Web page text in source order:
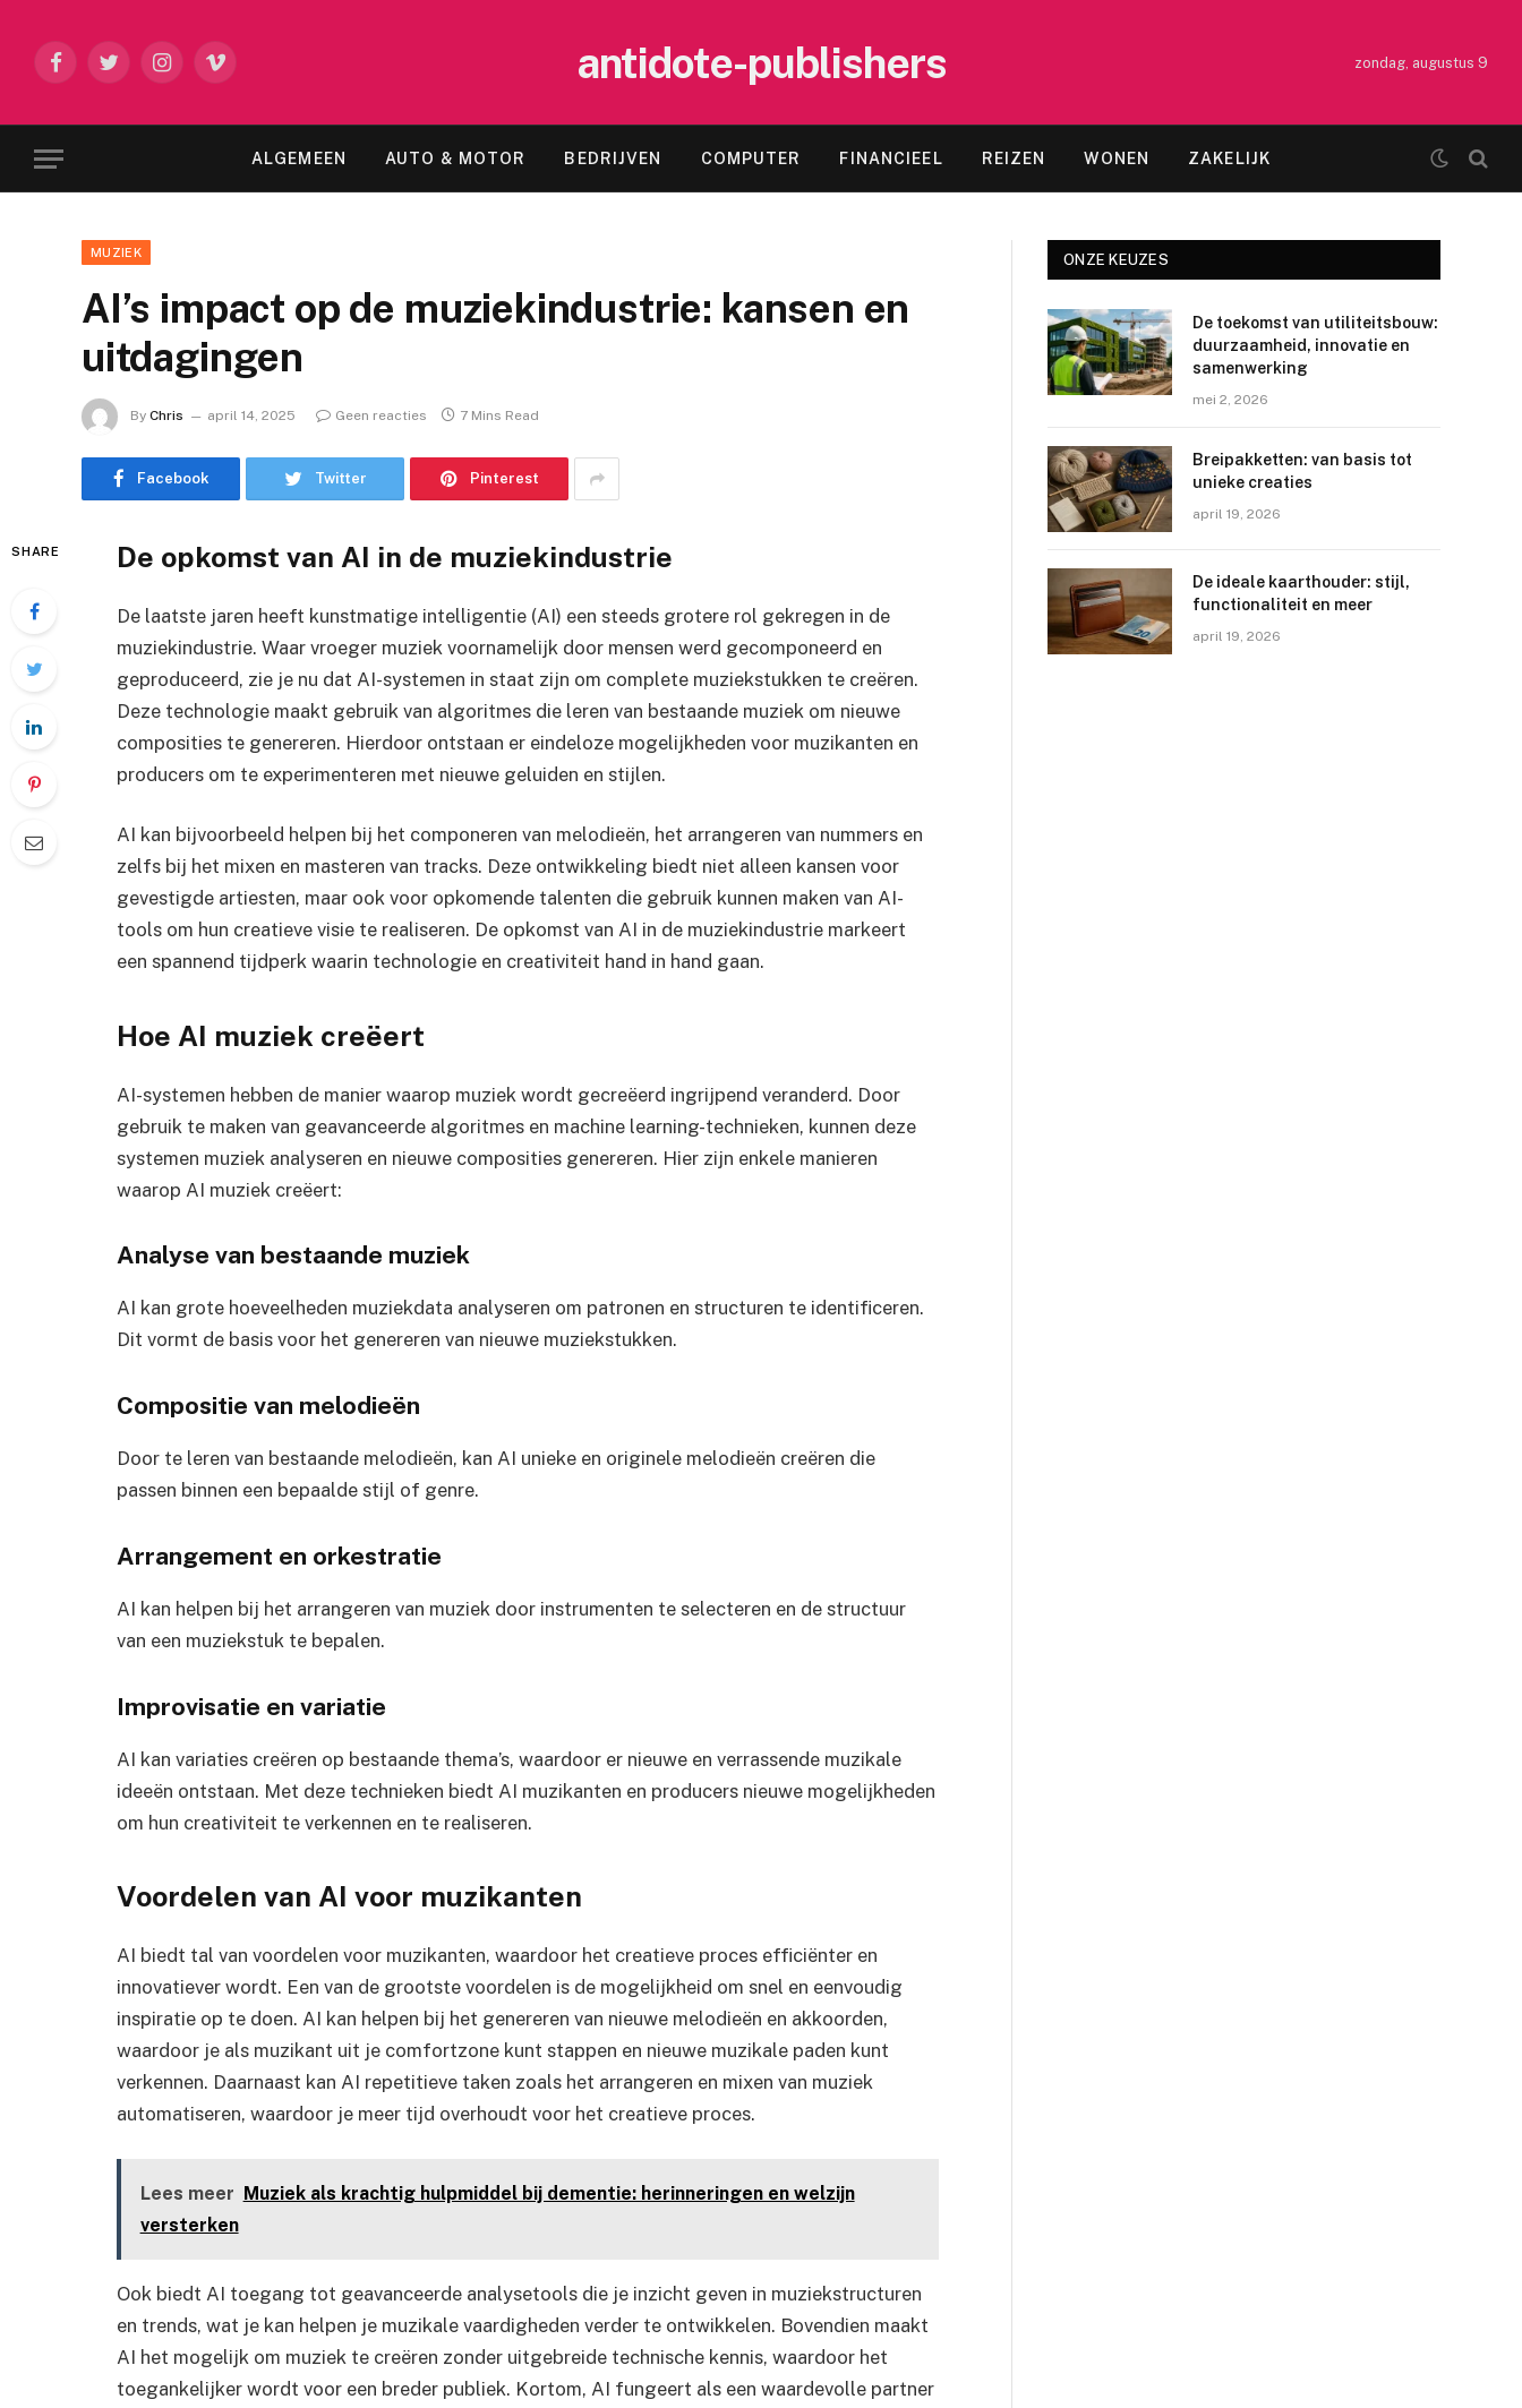
FacebookTwitterInstagram
Vimeo antidote-publishers zondag, augustus 9
ALGEMEEN AUTO & MOTOR BEDRIJVEN COMPUTER FINANCIEEL REIZEN WONEN ZAKELIJK
MUZIEK
AI’s impact op de muziekindustrie: kansen en
uitdagingen
By Chris april 14, 2025 Geen reacties 7 Mins Read
Facebook Twitter Pinterest
SHARE De opkomst van AI in de muziekindustrie
De laatste jaren heeft kunstmatige intelligentie (AI) een steeds grotere rol gekregen in de
muziekindustrie. Waar vroeger muziek voornamelijk door mensen werd gecomponeerd en
geproduceerd, zie je nu dat AI-systemen in staat zijn om complete muziekstukken te creëren.
Deze technologie maakt gebruik van algoritmes die leren van bestaande muziek om nieuwe
composities te genereren. Hierdoor ontstaan er eindeloze mogelijkheden voor muzikanten en
producers om te experimenteren met nieuwe geluiden en stijlen.
AI kan bijvoorbeeld helpen bij het componeren van melodieën, het arrangeren van nummers en
zelfs bij het mixen en masteren van tracks. Deze ontwikkeling biedt niet alleen kansen voor
gevestigde artiesten, maar ook voor opkomende talenten die gebruik kunnen maken van AI-
tools om hun creatieve visie te realiseren. De opkomst van AI in de muziekindustrie markeert
een spannend tijdperk waarin technologie en creativiteit hand in hand gaan.
Hoe AI muziek creëert
AI-systemen hebben de manier waarop muziek wordt gecreëerd ingrijpend veranderd. Door
gebruik te maken van geavanceerde algoritmes en machine learning-technieken, kunnen deze
systemen muziek analyseren en nieuwe composities genereren. Hier zijn enkele manieren
waarop AI muziek creëert:
Analyse van bestaande muziek
AI kan grote hoeveelheden muziekdata analyseren om patronen en structuren te identificeren.
Dit vormt de basis voor het genereren van nieuwe muziekstukken.
Compositie van melodieën
Door te leren van bestaande melodieën, kan AI unieke en originele melodieën creëren die
passen binnen een bepaalde stijl of genre.
Arrangement en orkestratie
AI kan helpen bij het arrangeren van muziek door instrumenten te selecteren en de structuur
van een muziekstuk te bepalen.
Improvisatie en variatie
AI kan variaties creëren op bestaande thema’s, waardoor er nieuwe en verrassende muzikale
ideeën ontstaan. Met deze technieken biedt AI muzikanten en producers nieuwe mogelijkheden
om hun creativiteit te verkennen en te realiseren.
Voordelen van AI voor muzikanten
AI biedt tal van voordelen voor muzikanten, waardoor het creatieve proces efficiënter en
innovatiever wordt. Een van de grootste voordelen is de mogelijkheid om snel en eenvoudig
inspiratie op te doen. AI kan helpen bij het genereren van nieuwe melodieën en akkoorden,
waardoor je als muzikant uit je comfortzone kunt stappen en nieuwe muzikale paden kunt
verkennen. Daarnaast kan AI repetitieve taken zoals het arrangeren en mixen van muziek
automatiseren, waardoor je meer tijd overhoudt voor het creatieve proces.
Lees meer Muziek als krachtig hulpmiddel bij dementie: herinneringen en welzijn
versterken
Ook biedt AI toegang tot geavanceerde analysetools die je inzicht geven in muziekstructuren
en trends, wat je kan helpen je muzikale vaardigheden verder te ontwikkelen. Bovendien maakt
AI het mogelijk om muziek te creëren zonder uitgebreide technische kennis, waardoor het
toegankelijker wordt voor een breder publiek. Kortom, AI fungeert als een waardevolle partner
ONZE KEUZES
De toekomst van utiliteitsbouw:
duurzaamheid, innovatie en
samenwerking
mei 2, 2026
Breipakketten: van basis tot
unieke creaties
april 19, 2026
De ideale kaarthouder: stijl,
functionaliteit en meer
april 19, 2026